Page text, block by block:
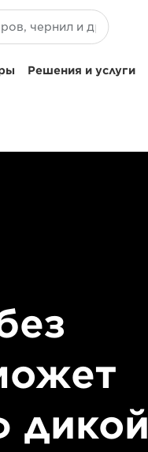
Решения и услуги
дикой